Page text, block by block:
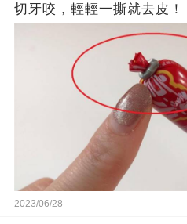
切牙咬，輕輕一撕就去皮！
2023/06/28